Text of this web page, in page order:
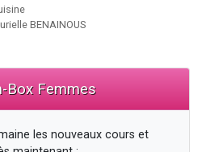
BENAINOUS
Box Femmes
les nouveaux cours et